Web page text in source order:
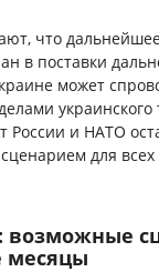
что
в поставки
может
России и НАТО
для
возможные